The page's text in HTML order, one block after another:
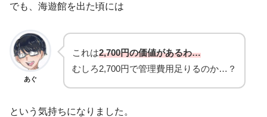
でも、海遊館を出た頃には
あぐ
これは2,700円の価値があるわ…
むしろ2,700円で管理費用足りるのか…？
という気持ちになりました。